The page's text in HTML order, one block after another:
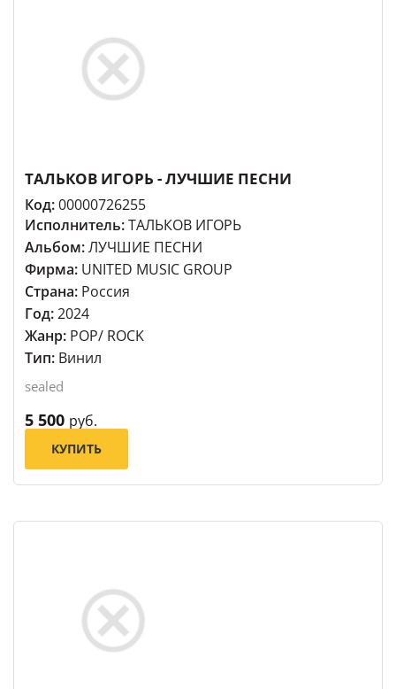
ТАЛЬКОВ ИГОРЬ - ЛУЧШИЕ ПЕСНИ
Код:00000726255
Исполнитель:ТАЛЬКОВ ИГОРЬ
Альбом:ЛУЧШИЕ ПЕСНИ
Фирма: UNITED MUSIC GROUP
Страна: Россия
Год:2024
Жанр: POP/ ROCK
Тип: Винил
sealed
5 500 руб.
КУПИТЬ